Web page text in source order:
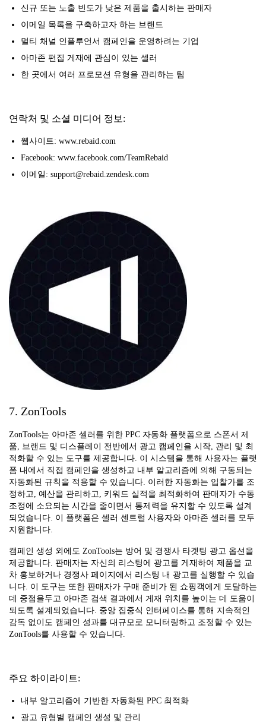
신규 또는 노출 빈도가 낮은 제품을 출시하는 판매자
이메일 목록을 구축하고자 하는 브랜드
멀티 채널 인플루언서 캠페인을 운영하려는 기업
아마존 편집 게재에 관심이 있는 셀러
한 곳에서 여러 프로모션 유형을 관리하는 팀
연락처 및 소셜 미디어 정보:
웹사이트: www.rebaid.com
Facebook: www.facebook.com/TeamRebaid
이메일: support@rebaid.zendesk.com
7. ZonTools
ZonTools는 아마존 셀러를 위한 PPC 자동화 플랫폼으로 스폰서 제
품, 브랜드 및 디스플레이 전반에서 광고 캠페인을 시작, 관리 및 최
적화할 수 있는 도구를 제공합니다. 이 시스템을 통해 사용자는 플랫
폼 내에서 직접 캠페인을 생성하고 내부 알고리즘에 의해 구동되는
자동화된 규칙을 적용할 수 있습니다. 이러한 자동화는 입찰가를 조
정하고, 예산을 관리하고, 키워드 실적을 최적화하여 판매자가 수동
조정에 소요되는 시간을 줄이면서 통제력을 유지할 수 있도록 설계
되었습니다. 이 플랫폼은 셀러 센트럴 사용자와 아마존 셀러를 모두
지원합니다.
캠페인 생성 외에도 ZonTools는 방어 및 경쟁사 타겟팅 광고 옵션을
제공합니다. 판매자는 자신의 리스팅에 광고를 게재하여 제품을 교
차 홍보하거나 경쟁사 페이지에서 리스팅 내 광고를 실행할 수 있습
니다. 이 도구는 또한 판매자가 구매 준비가 된 쇼핑객에게 도달하는
데 중점을두고 아마존 검색 결과에서 게재 위치를 높이는 데 도움이
되도록 설계되었습니다. 중앙 집중식 인터페이스를 통해 지속적인
감독 없이도 캠페인 성과를 대규모로 모니터링하고 조정할 수 있는
ZonTools를 사용할 수 있습니다.
주요 하이라이트:
내부 알고리즘에 기반한 자동화된 PPC 최적화
광고 유형별 캠페인 생성 및 관리